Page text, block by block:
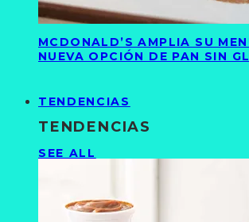
MCDONALD’S AMPLIA SU
NUEVA OPCIÓN DE PAN SIN
TENDENCIAS
TENDENCIAS
SEE ALL